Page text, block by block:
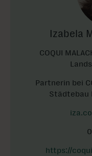
Izabela
COQUI
Partnerin bei
Städtebau
https://